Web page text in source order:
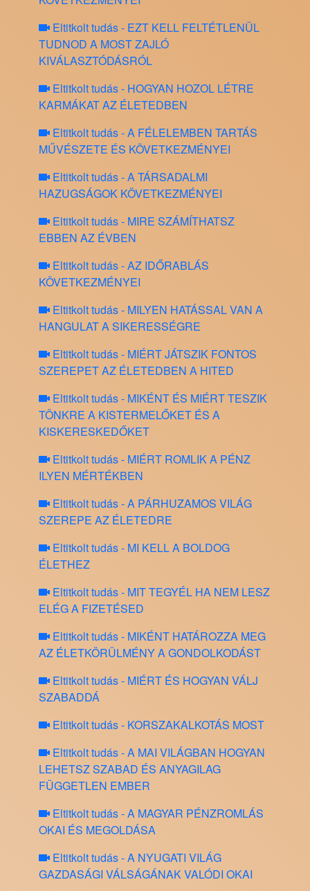
Eltitkolt tudás - EZT KELL FELTÉTLENÜL
TUDNOD A MOST ZAJLÓ
KIVÁLASZTÓDÁSRÓL
Eltitkolt tudás - HOGYAN HOZOL LÉTRE
KARMÁKAT AZ ÉLETEDBEN
Eltitkolt tudás - A FÉLELEMBEN TARTÁS
MŰVÉSZETE ÉS KÖVETKEZMÉNYEI
Eltitkolt tudás - A TÁRSADALMI
HAZUGSÁGOK KÖVETKEZMÉNYEI
Eltitkolt tudás - MIRE SZÁMÍTHATSZ
EBBEN AZ ÉVBEN
Eltitkolt tudás - AZ IDŐRABLÁS
KÖVETKEZMÉNYEI
Eltitkolt tudás - MILYEN HATÁSSAL VAN A
HANGULAT A SIKERESSÉGRE
Eltitkolt tudás - MIÉRT JÁTSZIK FONTOS
SZEREPET AZ ÉLETEDBEN A HITED
Eltitkolt tudás - MIKÉNT ÉS MIÉRT TESZIK
TÖNKRE A KISTERMELŐKET ÉS A
KISKERESKEDŐKET
Eltitkolt tudás - MIÉRT ROMLIK A PÉNZ
ILYEN MÉRTÉKBEN
Eltitkolt tudás - A PÁRHUZAMOS VILÁG
SZEREPE AZ ÉLETEDRE
Eltitkolt tudás - MI KELL A BOLDOG
ÉLETHEZ
Eltitkolt tudás - MIT TEGYÉL HA NEM LESZ
ELÉG A FIZETÉSED
Eltitkolt tudás - MIKÉNT HATÁROZZA MEG
AZ ÉLETKÖRÜLMÉNY A GONDOLKODÁST
Eltitkolt tudás - MIÉRT ÉS HOGYAN VÁLJ
SZABADDÁ
Eltitkolt tudás - KORSZAKALKOTÁS MOST
Eltitkolt tudás - A MAI VILÁGBAN HOGYAN
LEHETSZ SZABAD ÉS ANYAGILAG
FÜGGETLEN EMBER
Eltitkolt tudás - A MAGYAR PÉNZROMLÁS
OKAI ÉS MEGOLDÁSA
Eltitkolt tudás - A NYUGATI VILÁG
GAZDASÁGI VÁLSÁGÁNAK VALÓDI OKAI